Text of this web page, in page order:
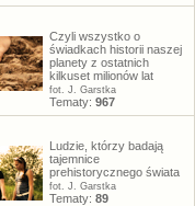
Czyli wszystko o
świadkach historii naszej
planety z ostatnich
kilkuset milionów lat
fot. J. Garstka
Tematy: 967
Ludzie, którzy badają
tajemnice
prehistorycznego świata
fot. J. Garstka
Tematy: 89